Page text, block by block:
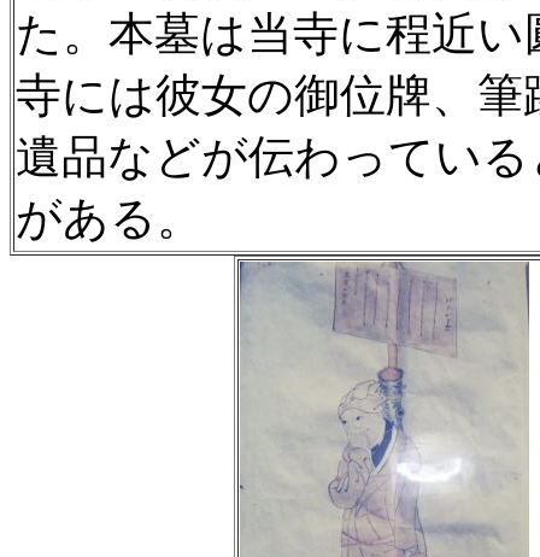
た。本墓は当寺に程近い
寺には彼女の御位牌、筆
遺品などが伝わってい
がある。